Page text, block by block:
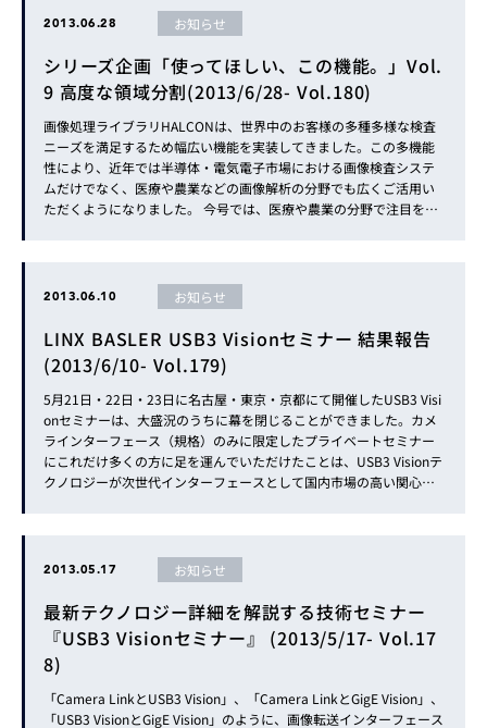
2013.06.28 お知らせ
シリーズ企画「使ってほしい、この機能。」Vol.
9 高度な領域分割(2013/6/28- Vol.180)
画像処理ライブラリHALCONは、世界中のお客様の多種多様な検査
ニーズを満足するため幅広い機能を実装してきました。この多機能
性により、近年では半導体・電気電子市場における画像検査システ
ムだけでなく、医療や農業などの画像解析の分野でも広くご活用い
ただくようになりました。 今号では、医療や農業の分野で注目を浴
2013.06.10 お知らせ
LINX BASLER USB3 Visionセミナー 結果報告
(2013/6/10- Vol.179)
5月21日・22日・23日に名古屋・東京・京都にて開催したUSB3 Visi
onセミナーは、大盛況のうちに幕を閉じることができました。カメ
ラインターフェース（規格）のみに限定したプライベートセミナー
にこれだけ多くの方に足を運んでいただけたことは、USB3 Visionテ
クノロジーが次世代インターフェースとして国内市場の高い関心
2013.05.17 お知らせ
最新テクノロジー詳細を解説する技術セミナー
『USB3 Visionセミナー』 (2013/5/17- Vol.17
8)
「Camera LinkとUSB3 Vision」、「Camera LinkとGigE Vision」、
「USB3 VisionとGigE Vision」のように、画像転送インターフェース